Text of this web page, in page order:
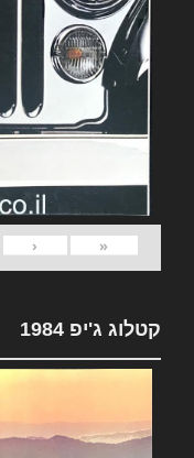
«
‹
קטלוג ג'יפ 1984